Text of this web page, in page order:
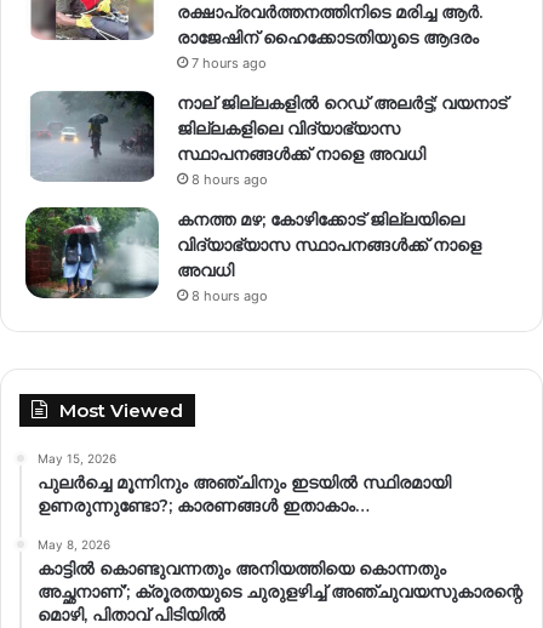
രക്ഷാപ്രവര്‍ത്തനത്തിനിടെ മരിച്ച ആര്‍.
രാജേഷിന് ഹൈക്കോടതിയുടെ ആദരം
7 hours ago
നാല് ജില്ലകളിൽ റെഡ് അലർട്ട്; വയനാട്
ജില്ലകളിലെ വിദ്യാഭ്യാസ
സ്ഥാപനങ്ങൾക്ക് നാളെ അവധി
8 hours ago
കനത്ത മഴ; കോഴിക്കോട് ജില്ലയിലെ
വിദ്യാഭ്യാസ സ്ഥാപനങ്ങൾക്ക് നാളെ
അവധി
8 hours ago
Most Viewed
May 15, 2026
പുലർച്ചെ മൂന്നിനും അഞ്ചിനും ഇടയിൽ സ്ഥിരമായി
ഉണരുന്നുണ്ടോ?; കാരണങ്ങള്‍ ഇതാകാം…
May 8, 2026
കാട്ടിൽ കൊണ്ടുവന്നതും അനിയത്തിയെ കൊന്നതും
അച്ഛനാണ്’; ക്രൂരതയുടെ ചുരുളഴിച്ച് അഞ്ചുവയസുകാരന്റെ
മൊഴി, പിതാവ് പിടിയിൽ